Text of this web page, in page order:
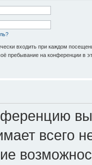
входить при каждом
пребывание на конференции в
всего